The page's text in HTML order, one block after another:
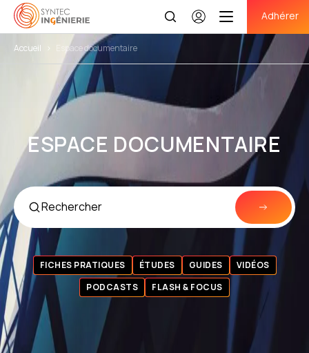
Se
connecter
Adhérer
Accueil > Espace documentaire
ESPACE DOCUMENTAIRE
FICHES PRATIQUES ÉTUDES GUIDES
VIDÉOS
PODCASTS
FLASH & FOCUS